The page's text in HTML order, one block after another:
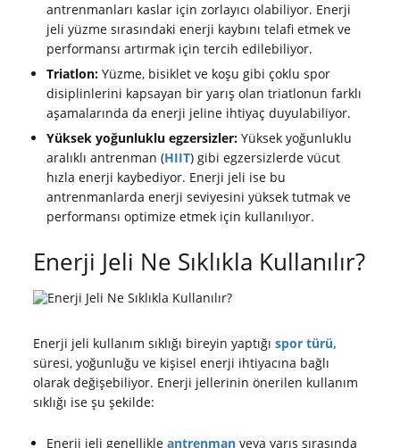
antrenmanları kaslar için zorlayıcı olabiliyor. Enerji
jeli yüzme sırasındaki enerji kaybını telafi etmek ve
performansı artırmak için tercih edilebiliyor.
Triatlon: Yüzme, bisiklet ve koşu gibi çoklu spor
disiplinlerini kapsayan bir yarış olan triatlonun farklı
aşamalarında da enerji jeline ihtiyaç duyulabiliyor.
Yüksek yoğunluklu egzersizler: Yüksek yoğunluklu
aralıklı antrenman (HIIT) gibi egzersizlerde vücut
hızla enerji kaybediyor. Enerji jeli ise bu
antrenmanlarda enerji seviyesini yüksek tutmak ve
performansı optimize etmek için kullanılıyor.
Enerji Jeli Ne Sıklıkla Kullanılır?
Enerji jeli kullanım sıklığı bireyin yaptığıspor türü,
süresi, yoğunluğu ve kişisel enerji ihtiyacına bağlı
olarak değişebiliyor. Enerji jellerinin önerilen kullanım
sıklığı ise şu şekilde:
Enerji jeli genellikleantrenman veya yarış sırasında